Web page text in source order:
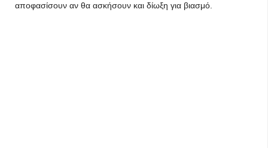
αποφασίσουν αν θα ασκήσουν και δίωξη για βιασμό.